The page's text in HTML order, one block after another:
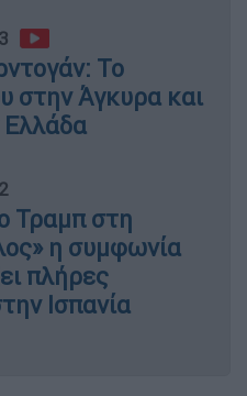
Το
στην Άγκυρα και
Ελλάδα
Τραμπ στη
η συμφωνία
πλήρες
Ισπανία